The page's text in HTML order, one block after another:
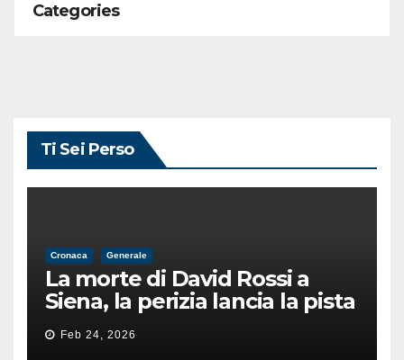
Categories
Ti Sei Perso
Cronaca Generale
La morte di David Rossi a
Siena, la perizia lancia la pista
di un’intimidazione finita
male
Feb 24, 2026